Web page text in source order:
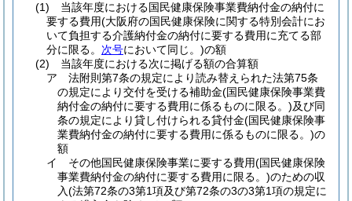
(1)
当該年度における国民健康保険事業費納付金の納付に
要する費用(大阪府の国民健康保険に関する特別会計にお
いて負担する介護納付金の納付に要する費用に充てる部
分に限る。 次号において同じ。)の額
(2)
当該年度における次に掲げる額の合算額
ア
法附則第7条の規定により読み替えられた法第75条
の規定により交付を受ける補助金(国民健康保険事業費
納付金の納付に要する費用に係るものに限る。)及び同
条の規定により貸し付けられる貸付金(国民健康保険事
業費納付金の納付に要する費用に係るものに限る。)の
額
イ
その他国民健康保険事業に要する費用(国民健康保険
事業費納付金の納付に要する費用に限る。)のための収
入(法第72条の3第1項及び第72条の3の3第1項の規定に